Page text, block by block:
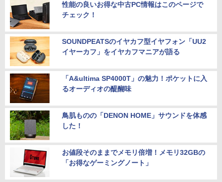
性能の良いお得な中古PC情報はこのページで
チェック！
SOUNDPEATSのイヤカフ型イヤフォン「UU2
イヤーカフ」をイヤカフマニアが語る
「A&ultima SP4000T」の魅力！ポケットに入
るオーディオの醍醐味
鳥肌ものの「DENON HOME」サウンドを体感
した！
お値段そのままでメモリ倍増！メモリ32GBの
「お得なゲーミングノート」